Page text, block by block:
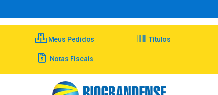
Meus Pedidos Títulos
Notas Fiscais